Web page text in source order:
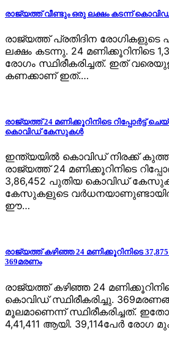
രാജ്യത്ത് വീണ്ടും ഒരു ലക്ഷം കടന്ന്
രാജ്യത്ത് പ്രതിദിന രോഗികളുടെ
ലക്ഷം കടന്നു. 24 മണിക്കൂറിനിടെ
രോഗം സ്ഥിരീകരിച്ചത്. ഇത്
കണക്കാണ് ഇത്.…
രാജ്യത്ത് 24 മണിക്കൂറിനിടെ റിപ്പോര്‍ട്ട്
കൊവിഡ് കേസുകള്‍
ഇന്ത്യയില്‍ കൊവിഡ് നിരക്ക്
രാജ്യത്ത് 24 മണിക്കൂറിനിടെ
3,86,452 പുതിയ കൊവിഡ്
കേസുകളുടെ
ഈ…
രാജ്യത്ത് കഴിഞ്ഞ 24 മണിക്കൂറിനിടെ
369മരണം
രാജ്യത്ത് കഴിഞ്ഞ 24
കൊവിഡ് സ്ഥിരീകരിച്ചു.
മൂലമാണെന്ന് സ്ഥിരീകരിച്ചത്.
4,41,411 ആയി. 39,114പേർ രോ​ഗ